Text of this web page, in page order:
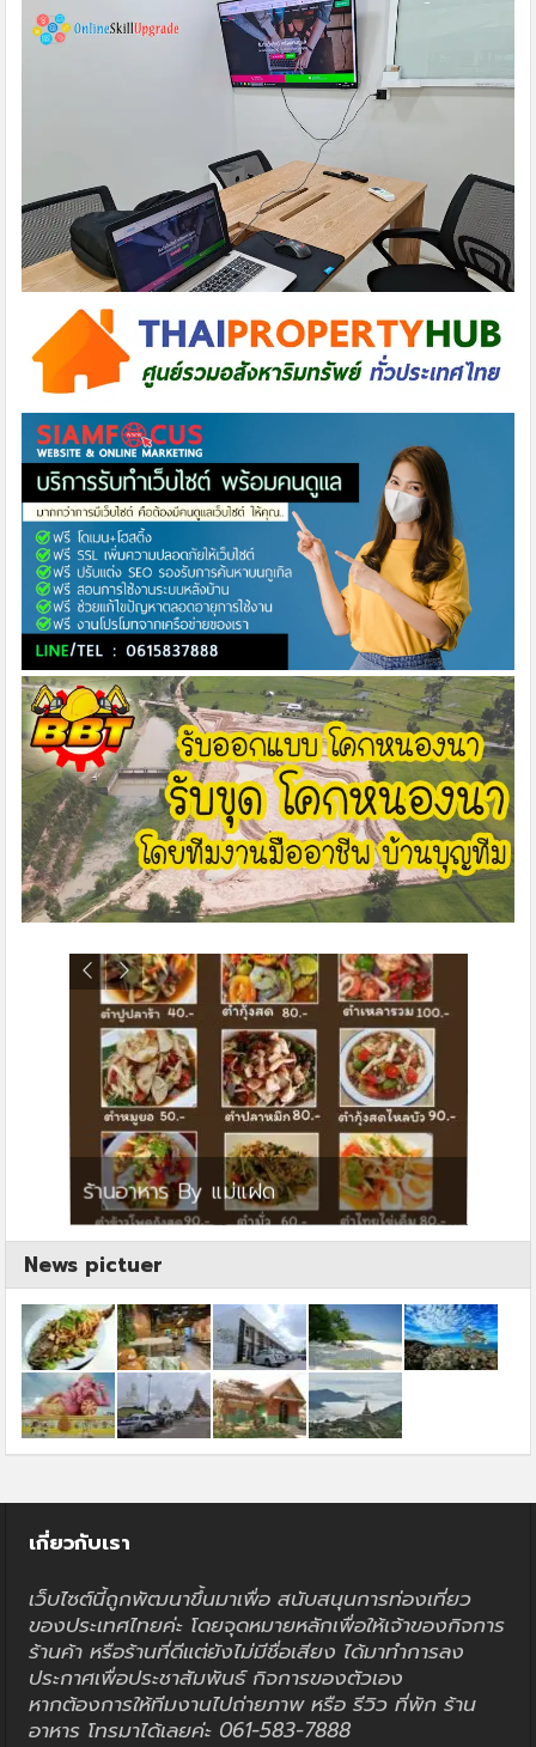
ร้านอาหาร By แม่แฝด
News pictuer
เกี่ยวกับเรา
เว็บไซต์นี้ถูกพัฒนาขึ้นมาเพื่อ สนับสนุนการท่องเที่ยว
ของประเทศไทยค่ะ โดยจุดหมายหลักเพื่อให้เจ้าของกิจการ
ร้านค้า หรือร้านที่ดีแต่ยังไม่มีชื่อเสียง ได้มาทำการลง
ประกาศเพื่อประชาสัมพันธ์ กิจการของตัวเอง
หากต้องการให้ทีมงานไปถ่ายภาพ หรือ รีวิว ที่พัก ร้าน
อาหาร โทรมาได้เลยค่ะ 061-583-7888